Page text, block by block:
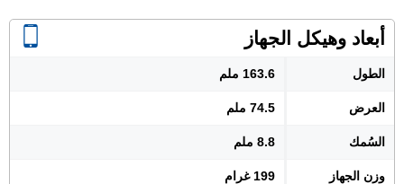
أبعاد وهيكل الجهاز
الطول 163.6 ملم
العرض 74.5 ملم
السُمك 8.8 ملم
وزن الجهاز 199 غرام